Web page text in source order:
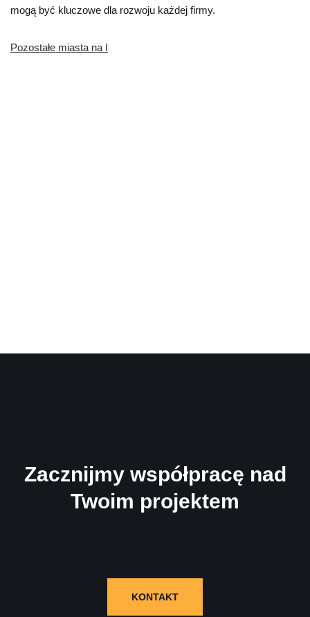
mogą być kluczowe dla rozwoju każdej firmy.
Pozostałe miasta na I
Zacznijmy współpracę nad
Twoim projektem
KONTAKT